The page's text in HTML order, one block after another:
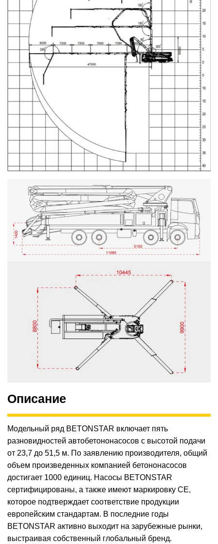
Описание
Модельный ряд BETONSTAR включает пять
разновидностей автобетононасосов с высотой подачи
от 23,7 до 51,5 м. По заявлению производителя, общий
объем произведенных компанией бетононасосов
достигает 1000 единиц. Насосы BETONSTAR
сертифицированы, а также имеют маркировку СЕ,
которое подтверждает соответствие продукции
европейским стандартам. В последние годы
BETONSTAR активно выходит на зарубежные рынки,
выстраивая собственный глобальный бренд.